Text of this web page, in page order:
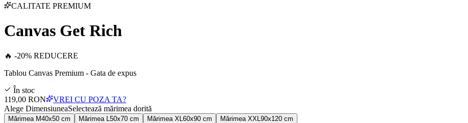
CALITATE PREMIUM
Canvas Get Rich
🔥 -20% REDUCERE
Tablou Canvas Premium - Gata de expus
În stoc
119,00 RON
VREI CU POZA TA?
Alege DimensiuneaSelectează mărimea dorită
Mărimea M40x50 cm Mărimea 50x70 cm Mărimea XL 60x90 cm Mărimea XXL 90x120 cm